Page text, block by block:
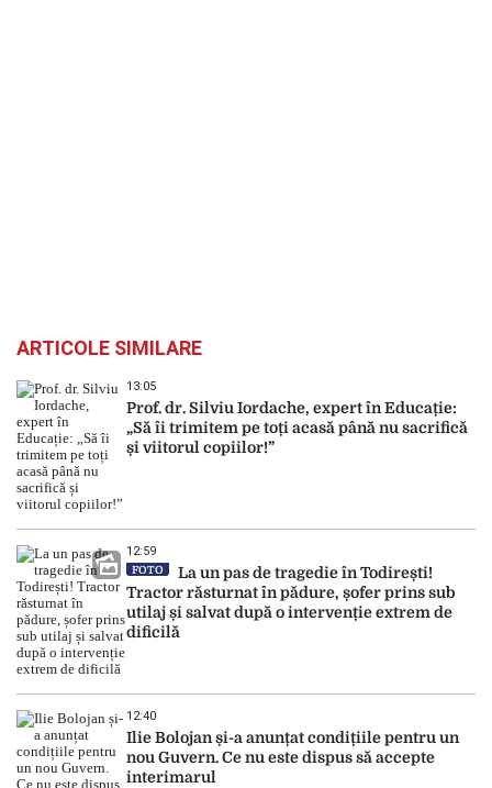
ARTICOLE SIMILARE
13:05
Prof. dr. Silviu Iordache, expert în Educație:
„Să îi trimitem pe toți acasă până nu sacrifică
și viitorul copiilor!”
12:59
FOTO
La un pas de tragedie în Todirești!
Tractor răsturnat în pădure, șofer prins sub
utilaj și salvat după o intervenție extrem de
dificilă
12:40
Ilie Bolojan și-a anunțat condițiile pentru un
nou Guvern. Ce nu este dispus să accepte
interimarul